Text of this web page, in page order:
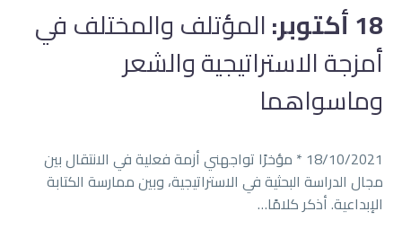
18 أكتوبر:
المؤتلف والمختلف في
أمزجة الاستراتيجية والشعر
وماسواهما
18/10/2021 * مؤخرًا تواجهني أزمة فعلية في الانتقال بين
مجال الدراسة البحثية في الاستراتيجية، وبين ممارسة الكتابة
الإبداعية. أذكر كلامًا…